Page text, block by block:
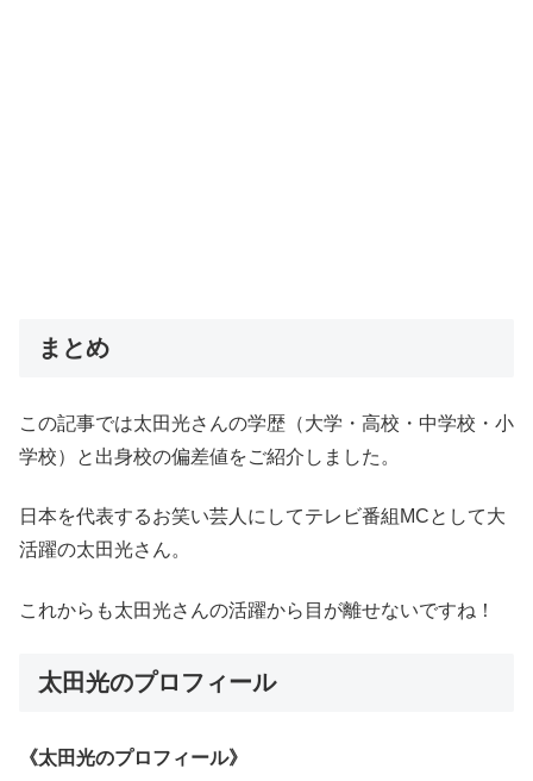
まとめ
この記事では太田光さんの学歴（大学・高校・中学校・小
学校）と出身校の偏差値をご紹介しました。
日本を代表するお笑い芸人にしてテレビ番組MCとして大
活躍の太田光さん。
これからも太田光さんの活躍から目が離せないですね！
太田光のプロフィール
《太田光のプロフィール》